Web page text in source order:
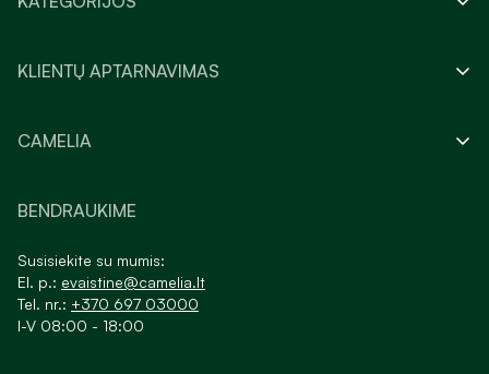
KLIENTŲ APTARNAVIMAS
CAMELIA
BENDRAUKIME
Susisiekite su mumis:
El. p.: evaistine@camelia.lt
Tel. nr.: +370 697 03000
I-V 08:00 - 18:00